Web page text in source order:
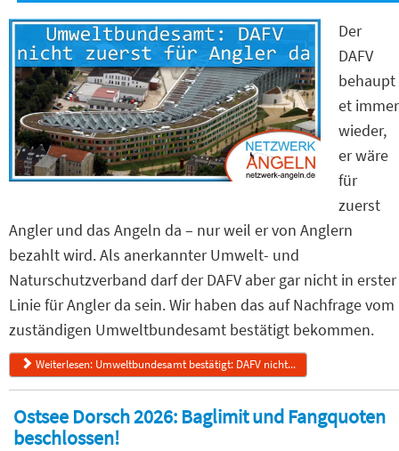
Der
DAFV
behaupt
et immer
wieder,
er wäre
für
zuerst
Angler und das Angeln da – nur weil er von Anglern
bezahlt wird. Als anerkannter Umwelt- und
Naturschutzverband darf der DAFV aber gar nicht in erster
Linie für Angler da sein. Wir haben das auf Nachfrage vom
zuständigen Umweltbundesamt bestätigt bekommen.
Weiterlesen: Umweltbundesamt bestätigt: DAFV nicht...
Ostsee Dorsch 2026: Baglimit und Fangquoten
beschlossen!